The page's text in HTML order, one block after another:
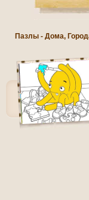
Пазлы - Дома,